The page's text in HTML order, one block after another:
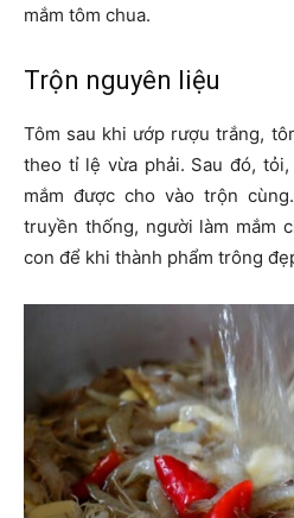
mắm tôm chua.
Trộn nguyên liệu
Tôm sau khi ướp rượu trắng,
theo tỉ lệ vừa phải. Sau đó,
mắm được cho vào trộn
truyền thống, người làm mắm
con để khi thành phẩm trông